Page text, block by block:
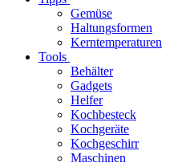
Gemüse
Haltungsformen
Kerntemperaturen
Tools
Behälter
Gadgets
Helfer
Kochbesteck
Kochgeräte
Kochgeschirr
Maschinen